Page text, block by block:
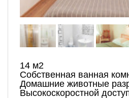
14 м2
Собственная ванная
Домашние животные
Высокоскоростной